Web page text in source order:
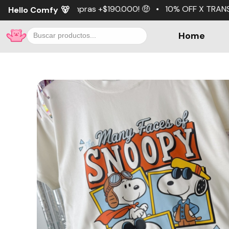
Hello Comfy 🐻
+$190.000! 🤑 • 10% OFF X TRANSFERENCIA 💵 •
Home